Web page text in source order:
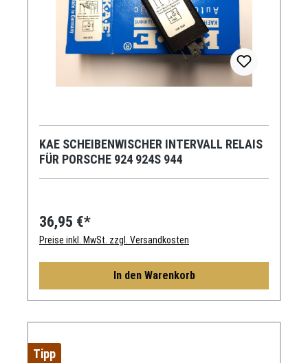
KAE SCHEIBENWISCHER INTERVALL RELAIS
FÜR PORSCHE 924 924S 944
36,95 €*
Preise inkl. MwSt. zzgl. Versandkosten
In den Warenkorb
Tipp